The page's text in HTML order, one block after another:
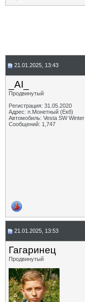
21.01.2025, 13:43
_AI_
Продвинутый
Регистрация: 31.05.2020
Адрес: п.Монетный (Екб)
Автомобиль: Vesta SW Winter
Сообщений: 1,747
21.01.2025, 13:53
Гагаринец
Продвинутый